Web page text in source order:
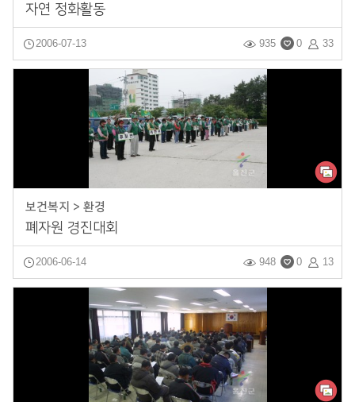
자연 정화활동
2006-07-13 33
0
935
보건복지 > 환경
폐자원 경진대회
2006-06-14 13
0
948